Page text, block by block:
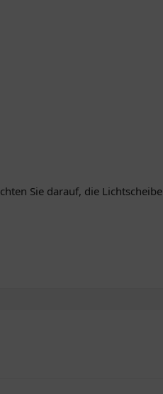
Sie darauf, die Lichtscheibe